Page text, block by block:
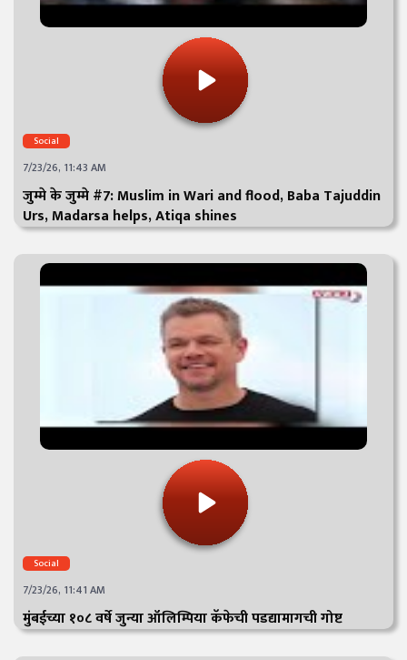
Social
7/23/26, 11:43 AM
जुम्मे के जुम्मे #7: Muslim in Wari and flood, Baba Tajuddin
Urs, Madarsa helps, Atiqa shines
Social
7/23/26, 11:41 AM
मुंबईच्या १०८ वर्षे जुन्या ऑलिम्पिया कॅफेची पडद्यामागची गोष्ट